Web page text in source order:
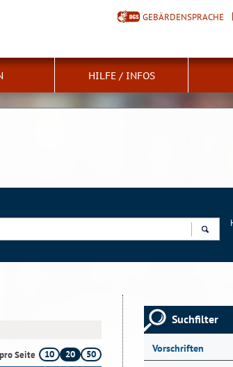
GEBÄRDENSPRACHE
HILFE / INFOS
Seite 10 20
50
Suchfilter
Vorschriften